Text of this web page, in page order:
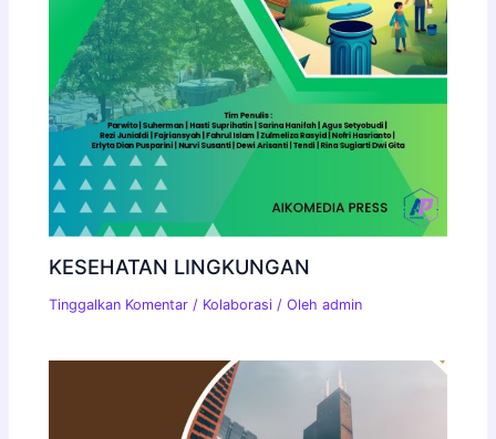
KESEHATAN LINGKUNGAN
Tinggalkan Komentar / Kolaborasi / Olehadmin